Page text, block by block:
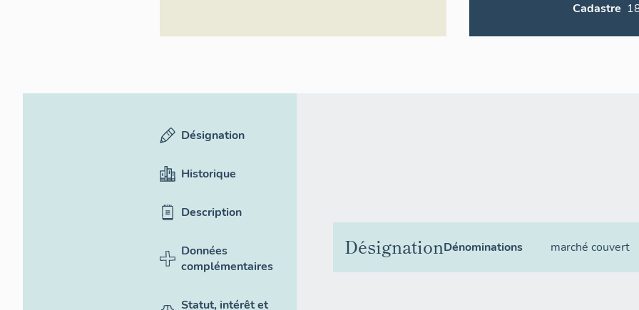
Cadastre
Désignation
Historique
Description
Données
complémentaires
Statut, intérêt et
DésignationDénominations marché couvert